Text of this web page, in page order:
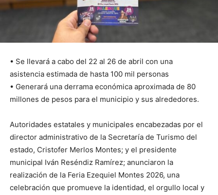
• Se llevará a cabo del 22 al 26 de abril con una
asistencia estimada de hasta 100 mil personas
• Generará una derrama económica aproximada de 80
millones de pesos para el municipio y sus alrededores.
Autoridades estatales y municipales encabezadas por el
director administrativo de la Secretaría de Turismo del
estado, Cristofer Merlos Montes; y el presidente
municipal Iván Reséndiz Ramírez; anunciaron la
realización de la Feria Ezequiel Montes 2026, una
celebración que promueve la identidad, el orgullo local y